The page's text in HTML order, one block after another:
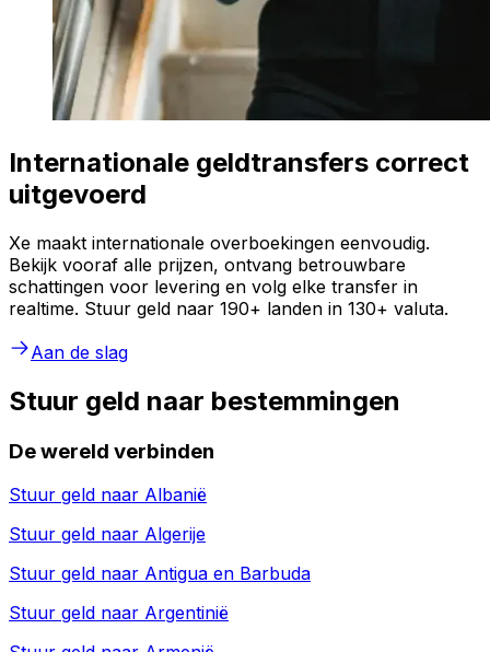
Internationale geldtransfers correct
uitgevoerd
Xe maakt internationale overboekingen eenvoudig.
Bekijk vooraf alle prijzen, ontvang betrouwbare
schattingen voor levering en volg elke transfer in
realtime. Stuur geld naar 190+ landen in 130+ valuta.
Aan de slag
Stuur geld naar bestemmingen
De wereld verbinden
Stuur geld naar Albanië
Stuur geld naar Algerije
Stuur geld naar Antigua en Barbuda
Stuur geld naar Argentinië